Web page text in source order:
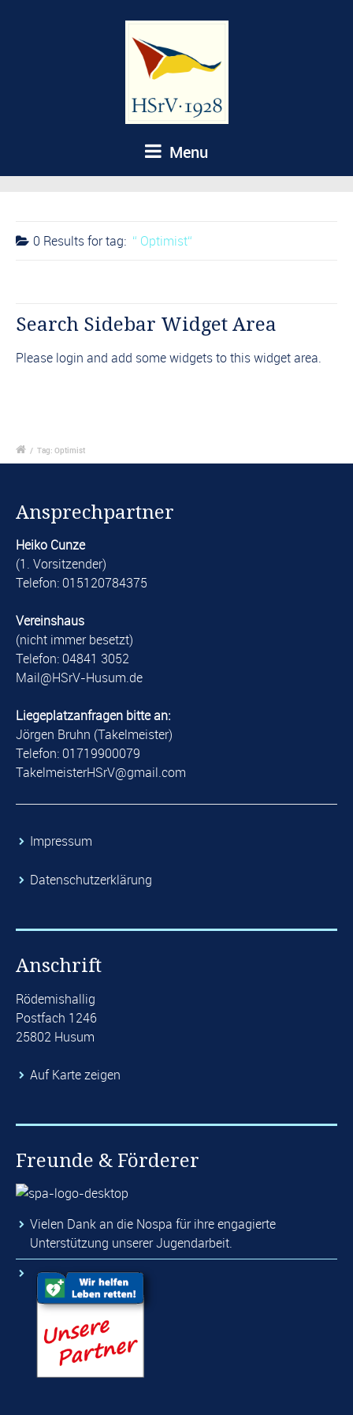
Menu
0 Results fortag: Optimist
Search Sidebar Widget Area
Please login and add some widgets to this widget area.
/ Tag: Optimist
Ansprechpartner
Heiko Cunze
(1. Vorsitzender)
Telefon: 015120784375
Vereinshaus
(nicht immer besetzt)
Telefon: 04841 3052
​Mail@HSrV-Husum.de​
Liegeplatzanfragen bitte an:
Jörgen Bruhn (Takelmeister)
Telefon: 01719900079
​TakelmeisterHSrV@gmail.com​
​Impressum
​Datenschutzerklärung
Anschrift
Rödemishallig
Postfach 1246
25802 Husum
Auf Karte zeigen
Freunde & Förderer
Vielen Dank an die Nospa für ihre engagierte
Unterstützung unserer Jugendarbeit.